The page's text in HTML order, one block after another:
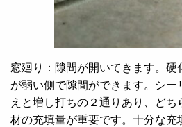
窓廻り：隙間が開いてきます。
が弱い側で隙間ができます。シ
えと増し打ちの２通りあり、ど
材の充填量が重要です。十分な充